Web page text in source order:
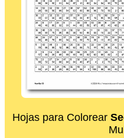
Hojas para Colorear